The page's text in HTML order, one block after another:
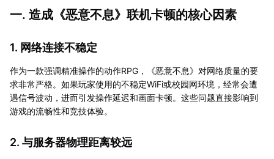
一. 造成《恶意不息》联机卡顿的核心因素
1. 网络连接不稳定
作为一款强调精准操作的动作RPG，《恶意不息》对网络质量的要
求非常严格。如果玩家使用的不稳定WiFi或校园网环境，经常会遭
遇信号波动，进而引发操作延迟和画面卡顿。这些问题直接影响到
游戏的流畅性和竞技体验。
2. 与服务器物理距离较远